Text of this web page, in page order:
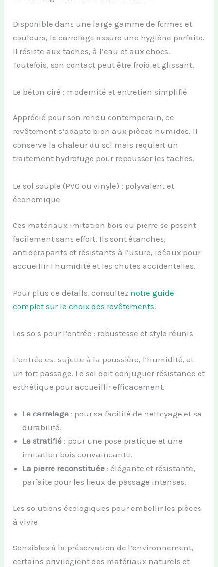
Disponible dans une large gamme de formes et
couleurs, le carrelage assure une hygiène parfaite.
Il résiste aux taches, à l’eau et aux chocs.
Toutefois, son contact peut être froid et glissant.
Le béton ciré : modernité et entretien simplifié
Apprécié pour son rendu contemporain, ce
revêtement s’adapte bien aux pièces humides. Il
conserve la chaleur du sol mais requiert un
traitement hydrofuge pour repousser les taches.
Le sol souple (PVC ou vinyle) : polyvalent et
économique
Ces matériaux imitation bois ou pierre se posent
facilement sans effort. Ils sont étanches,
antidérapants et résistants à l’usure, idéaux pour
accueillir l’humidité et les chutes accidentelles.
Pour plus de détails, consultez notre guide
complet sur le choix des revêtements.
Les sols pour l’entrée : robustesse et style réunis
L’entrée est sujette à la poussière, l’humidité, et
un fort passage. Le sol doit conjuguer résistance et
esthétique pour accueillir efficacement.
Le carrelage : pour sa facilité de nettoyage et sa
durabilité.
Le stratifié : pour une pose pratique et une
imitation bois convaincante.
La pierre reconstituée : élégante et résistante,
parfaite pour les lieux de passage intenses.
Les solutions écologiques pour embellir les pièces
à vivre
Sensibles à la préservation de l’environnement,
certains privilégient des matériaux naturels et